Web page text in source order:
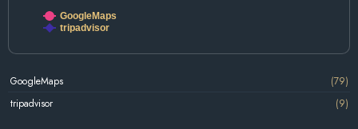
GoogleMaps
tripadvisor
GoogleMaps
(79)
tripadvisor
(9)